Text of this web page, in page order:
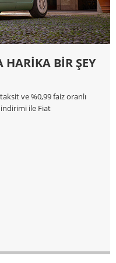
HARİKA BİR ŞEY
ve %0,99 faiz oranlı
ile Fiat